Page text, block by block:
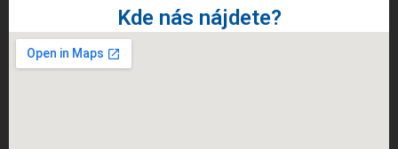
Kde nás nájdete?